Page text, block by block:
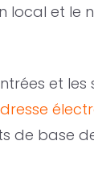
local et le
et les
de base